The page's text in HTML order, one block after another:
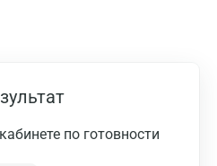
по готовности